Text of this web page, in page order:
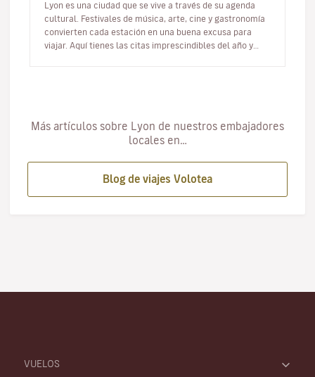
Lyon es una ciudad que se vive a través de su agenda
cultural. Festivales de música, arte, cine y gastronomía
convierten cada estación en una buena excusa para
viajar. Aquí tienes las citas imprescindibles del año y
Más artículos sobre Lyon de nuestros embajadores
locales en…
Blog de viajes Volotea
VUELOS